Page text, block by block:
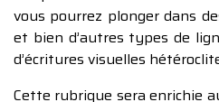
vous pourrez plonger dans
et bien d’autres types de
d’écritures visuelles
Cette rubrique sera enrichie